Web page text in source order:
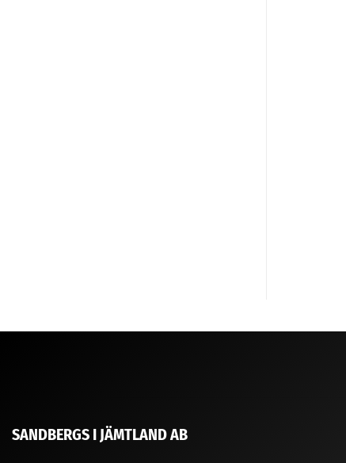
SANDBERGS I JÄMTLAND AB